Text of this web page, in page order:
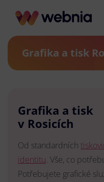
Grafika a tisk
Grafika a tisk
v Rosicích
Od standardních
identitu. Vše, co
Potřebujete grafické